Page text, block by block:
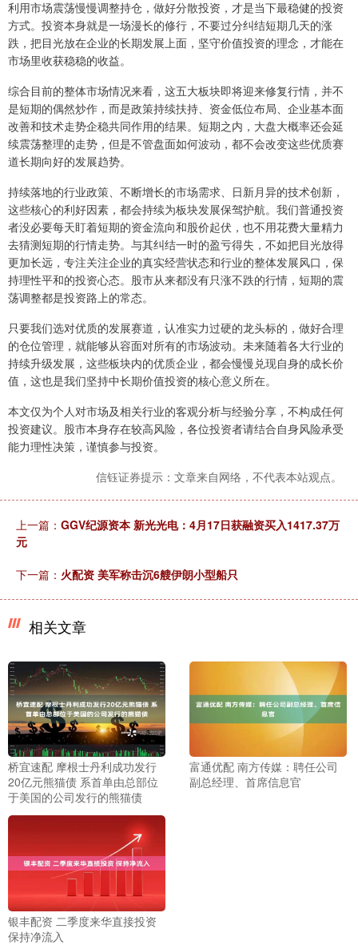
利用市场震荡慢慢调整持仓，做好分散投资，才是当下最稳健的投资
方式。投资本身就是一场漫长的修行，不要过分纠结短期几天的涨
跌，把目光放在企业的长期发展上面，坚守价值投资的理念，才能在
市场里收获稳稳的收益。
综合目前的整体市场情况来看，这五大板块即将迎来修复行情，并不
是短期的偶然炒作，而是政策持续扶持、资金低位布局、企业基本面
改善和技术走势企稳共同作用的结果。短期之内，大盘大概率还会延
续震荡整理的走势，但是不管盘面如何波动，都不会改变这些优质赛
道长期向好的发展趋势。
持续落地的行业政策、不断增长的市场需求、日新月异的技术创新，
这些核心的利好因素，都会持续为板块发展保驾护航。我们普通投资
者没必要每天盯着短期的资金流向和股价起伏，也不用花费大量精力
去猜测短期的行情走势。与其纠结一时的盈亏得失，不如把目光放得
更加长远，专注关注企业的真实经营状态和行业的整体发展风口，保
持理性平和的投资心态。股市从来都没有只涨不跌的行情，短期的震
荡调整都是投资路上的常态。
只要我们选对优质的发展赛道，认准实力过硬的龙头标的，做好合理
的仓位管理，就能够从容面对所有的市场波动。未来随着各大行业的
持续升级发展，这些板块内的优质企业，都会慢慢兑现自身的成长价
值，这也是我们坚持中长期价值投资的核心意义所在。
本文仅为个人对市场及相关行业的客观分析与经验分享，不构成任何
投资建议。股市本身存在较高风险，各位投资者请结合自身风险承受
能力理性决策，谨慎参与投资。
信钰证券提示：文章来自网络，不代表本站观点。
上一篇： GGV纪源资本 新光光电：4月17日获融资买入1417.37万
元
下一篇： 火配资 美军称击沉6艘伊朗小型船只
相关文章
桥宜速配 摩根士丹利成功发行
20亿元熊猫债 系首单由总部位
于美国的公司发行的熊猫债
富通优配 南方传媒：聘任公司
副总经理、首席信息官
银丰配资 二季度来华直接投资
保持净流入